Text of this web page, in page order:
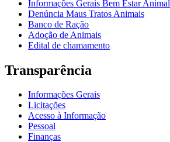
Informações Gerais Bem Estar Animal
Denúncia Maus Tratos Animais
Banco de Ração
Adoção de Animais
Edital de chamamento
Transparência
Informações Gerais
Licitações
Acesso à Informação
Pessoal
Finanças